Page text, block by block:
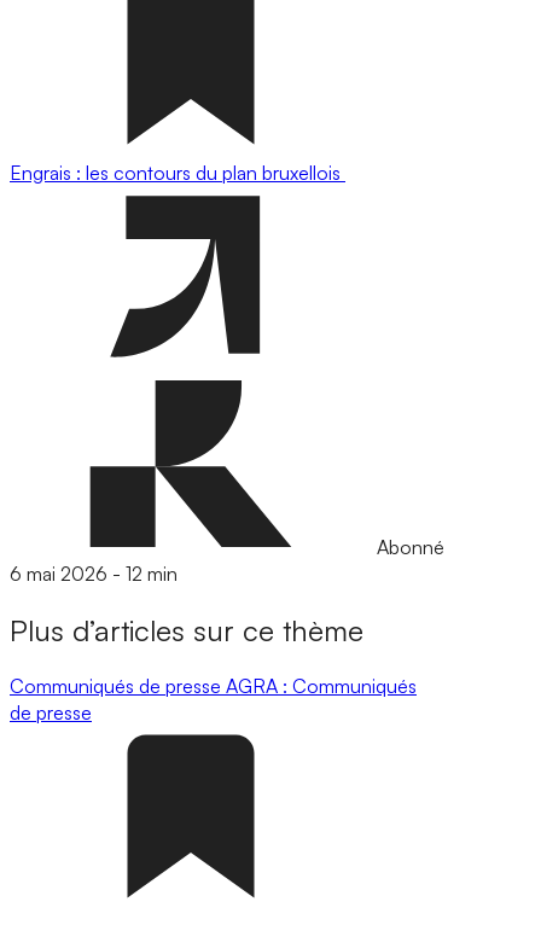
Engrais : les contours du plan bruxellois
Abonné
6 mai 2026 - 12 min
Plus d’articles sur ce thème
Communiqués de presse AGRA : Communiqués
de presse